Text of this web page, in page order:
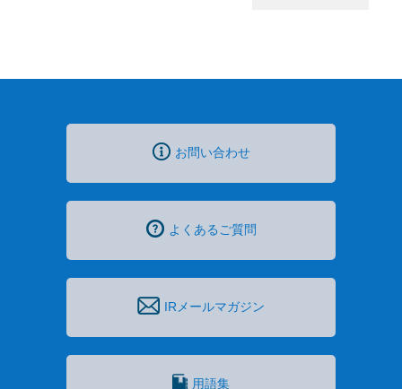
お問い合わせ
よくあるご質問
IRメールマガジン
用語集